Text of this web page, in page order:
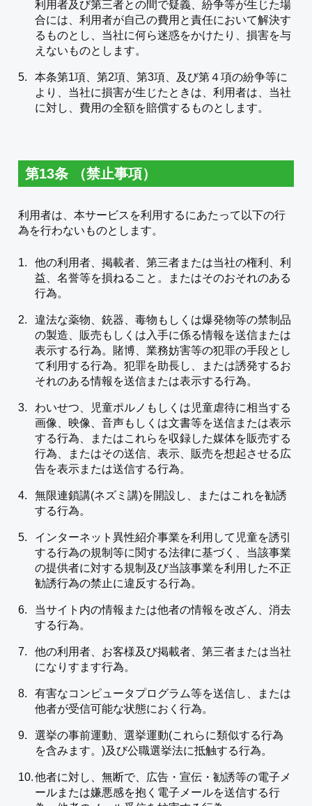
利用者及び第三者との間で疑義、紛争等が生じた場
合には、利用者が自己の費用と責任において解決す
るものとし、当社に何ら迷惑をかけたり、損害を与
えないものとします。
本条第1項、第2項、第3項、及び第４項の紛争等に
より、当社に損害が生じたときは、利用者は、当社
に対し、費用の全額を賠償するものとします。
第13条 （禁止事項）
利用者は、本サービスを利用するにあたって以下の行
為を行わないものとします。
他の利用者、掲載者、第三者または当社の権利、利
益、名誉等を損ねること。またはそのおそれのある
行為。
違法な薬物、銃器、毒物もしくは爆発物等の禁制品
の製造、販売もしくは入手に係る情報を送信または
表示する行為。賭博、業務妨害等の犯罪の手段とし
て利用する行為。犯罪を助長し、または誘発するお
それのある情報を送信または表示する行為。
わいせつ、児童ポルノもしくは児童虐待に相当する
画像、映像、音声もしくは文書等を送信または表示
する行為、またはこれらを収録した媒体を販売する
行為、またはその送信、表示、販売を想起させる広
告を表示または送信する行為。
無限連鎖講(ネズミ講)を開設し、またはこれを勧誘
する行為。
インターネット異性紹介事業を利用して児童を誘引
する行為の規制等に関する法律に基づく、当該事業
の提供者に対する規制及び当該事業を利用した不正
勧誘行為の禁止に違反する行為。
当サイト内の情報または他者の情報を改ざん、消去
する行為。
他の利用者、お客様及び掲載者、第三者または当社
になりすます行為。
有害なコンピュータプログラム等を送信し、または
他者が受信可能な状態におく行為。
選挙の事前運動、選挙運動(これらに類似する行為
を含みます。)及び公職選挙法に抵触する行為。
他者に対し、無断で、広告・宣伝・勧誘等の電子メ
ールまたは嫌悪感を抱く電子メールを送信する行